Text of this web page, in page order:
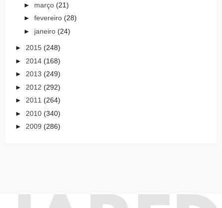
► março (21)
► fevereiro (28)
► janeiro (24)
► 2015 (248)
► 2014 (168)
► 2013 (249)
► 2012 (292)
► 2011 (264)
► 2010 (340)
► 2009 (286)